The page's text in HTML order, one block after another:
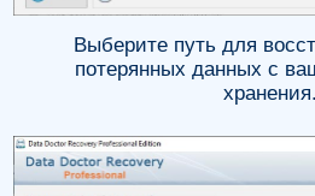
Выберите путь для
потерянных данных с
хранения.